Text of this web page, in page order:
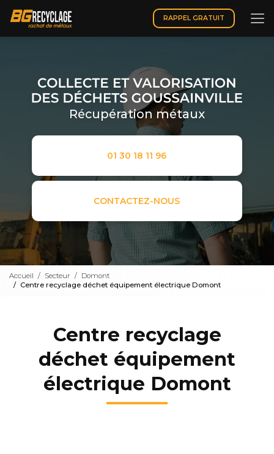
contenu
principal
RAPPEL GRATUIT
Récupération métaux
01 30 18 11 96
CONTACTEZ-NOUS
Accueil Secteur
Domont
Centre recyclage déchet équipement électrique Domont
Centre recyclage
déchet équipement
électrique Domont